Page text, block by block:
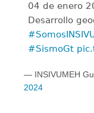
04 de enero
Desarrollo
#SismoGt
— INSIVUMEH
2024